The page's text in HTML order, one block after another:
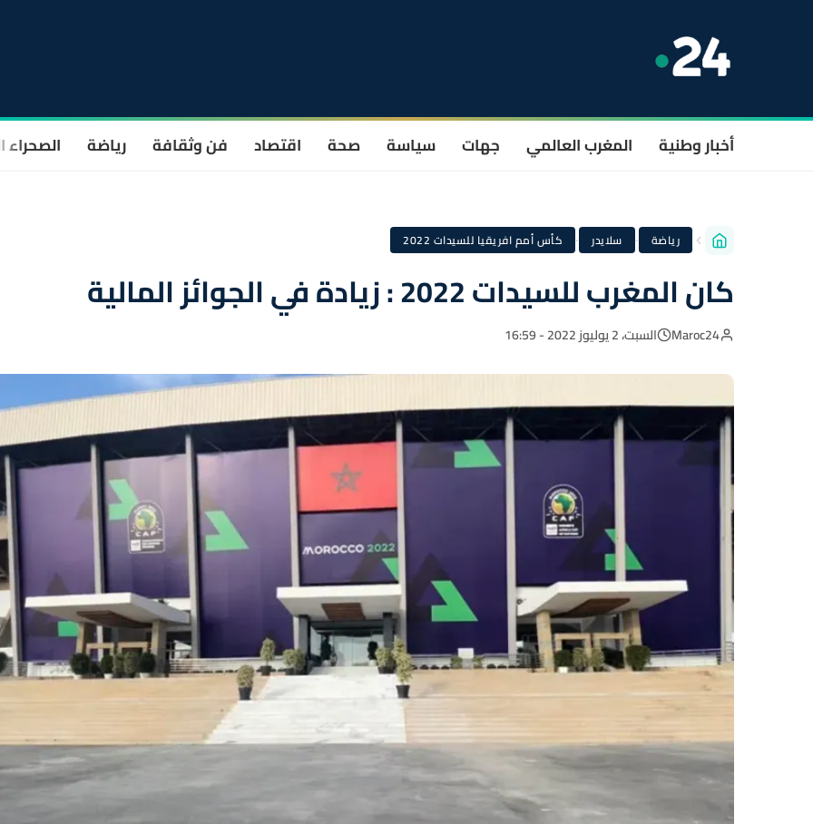
أخبار وطنية المغرب العالمي جهات سياسة صحة اقتصاد فن وثقافة رياضة الصحراء
رياضة · سلايدر · كأس أمم افريقيا للسيدات 2022
كان المغرب للسيدات 2022 : زيادة في الجوائز المالية
Maroc24 السبت، 2 يوليوز 2022 - 16:59